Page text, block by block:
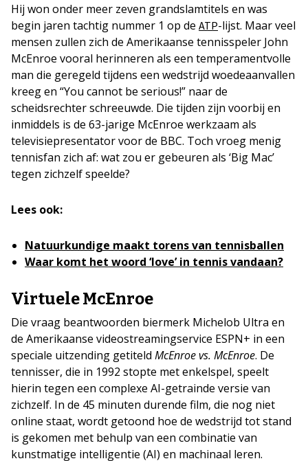
Hij won onder meer zeven grandslamtitels en was
begin jaren tachtig nummer 1 op de ATP-lijst. Maar veel
mensen zullen zich de Amerikaanse tennisspeler John
McEnroe vooral herinneren als een temperamentvolle
man die geregeld tijdens een wedstrijd woedeaanvallen
kreeg en “You cannot be serious!” naar de
scheidsrechter schreeuwde. Die tijden zijn voorbij en
inmiddels is de 63-jarige McEnroe werkzaam als
televisiepresentator voor de BBC. Toch vroeg menig
tennisfan zich af: wat zou er gebeuren als ‘Big Mac’
tegen zichzelf speelde?
Lees ook:
Natuurkundige maakt torens van tennisballen
Waar komt het woord ‘love’ in tennis vandaan?
Virtuele McEnroe
Die vraag beantwoorden biermerk Michelob Ultra en
de Amerikaanse videostreamingservice ESPN+ in een
speciale uitzending getiteld McEnroe vs. McEnroe. De
tennisser, die in 1992 stopte met enkelspel, speelt
hierin tegen een complexe AI-getrainde versie van
zichzelf. In de 45 minuten durende film, die nog niet
online staat, wordt getoond hoe de wedstrijd tot stand
is gekomen met behulp van een combinatie van
kunstmatige intelligentie (AI) en machinaal leren.